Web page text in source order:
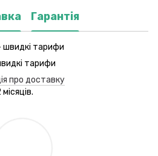
Гарантія
швидкі тарифи
тарифи
про доставку